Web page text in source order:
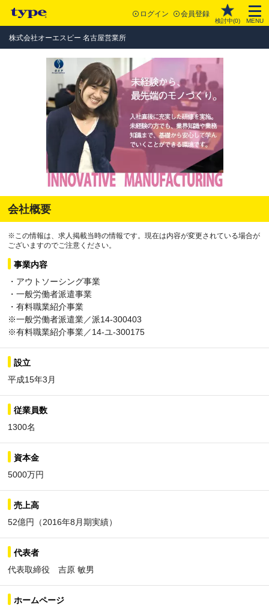
ログイン 会員登録
検討中(0) MENU
株式会社オーエスピー 名古屋営業所
会社概要
※この情報は、求人掲載当時の情報です。現在は内容が変更されている場合が
ございますのでご注意ください。
事業内容
・アウトソーシング事業
・一般労働者派遣事業
・有料職業紹介事業
※一般労働者派遣業／派14-300403
※有料職業紹介事業／14-ユ-300175
設立
平成15年3月
従業員数
1300名
資本金
5000万円
売上高
52億円（2016年8月期実績）
代表者
代表取締役 吉原 敏男
ホームページ